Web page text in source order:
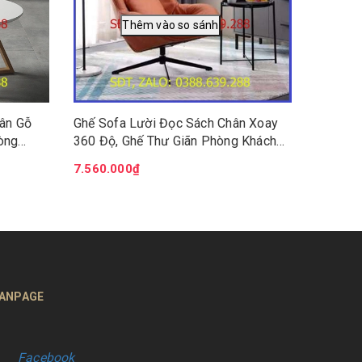
Gỗ
Ghế Sofa Lười Đọc Sách Chân Xoay
360 Độ, Ghế Thư Giãn Phòng Khách
GHT012
7.560.000₫
Facebook